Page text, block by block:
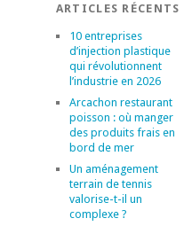
ARTICLES RÉCENTS
10 entreprises
d’injection plastique
qui révolutionnent
l’industrie en 2026
Arcachon restaurant
poisson : où manger
des produits frais en
bord de mer
Un aménagement
terrain de tennis
valorise-t-il un
complexe ?